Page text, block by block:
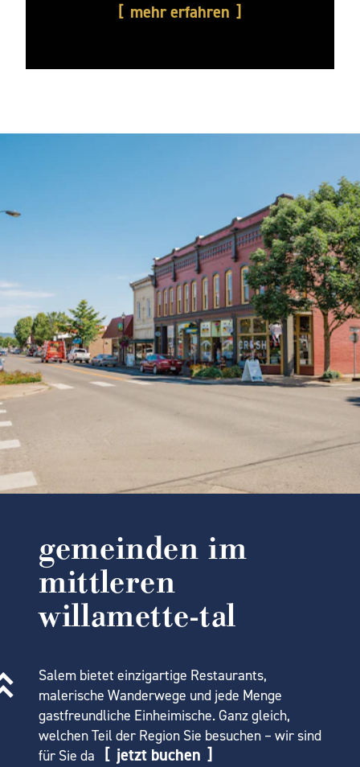
mehr erfahren
gemeinden im
mittleren
willamette-tal
Salem bietet einzigartige Restaurants,
malerische Wanderwege und jede Menge
gastfreundliche Einheimische. Ganz gleich,
welchen Teil der Region Sie besuchen – wir sind
für Sie da
jetzt buchen